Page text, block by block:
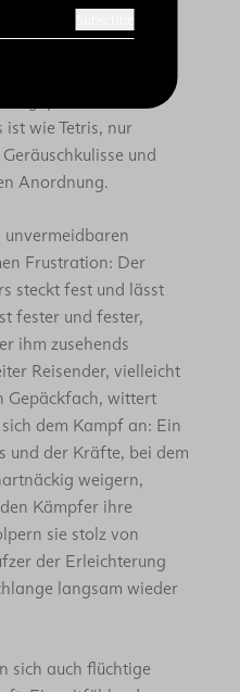
die Passagiere mit
Man zieht,
verzweifelt,
ist wie Tetris, nur
und
Anordnung.
unvermeidbaren
Frustration: Der
steckt fest und lässt
fester und fester,
ihm zusehends
Reisender, vielleicht
Gepäckfach, wittert
dem Kampf an: Ein
und der Kräfte, bei dem
weigern,
Kämpfer ihre
sie stolz von
der Erleichterung
langsam wieder
sich auch flüchtige